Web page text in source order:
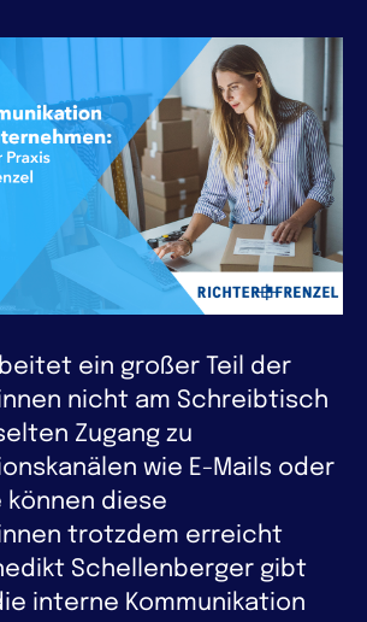
ein großer Teil der
nicht am Schreibtisch
Zugang zu
wie E-Mails oder
können diese
trotzdem erreicht
Schellenberger gibt
interne Kommunikation